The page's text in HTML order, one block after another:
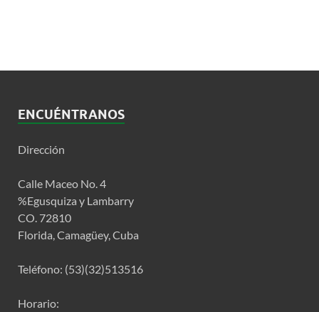
ENCUÉNTRANOS
Dirección
Calle Maceo No. 4
%Egusquiza y Lambarry
CO. 72810
Florida, Camagüey, Cuba
Teléfono: (53)(32)513516
Horario: